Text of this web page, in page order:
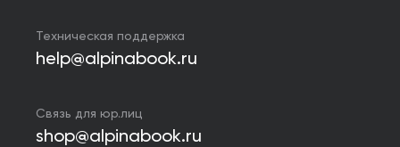
Техническая поддержка
help@alpinabook.ru
Связь для юр.лиц
shop@alpinabook.ru